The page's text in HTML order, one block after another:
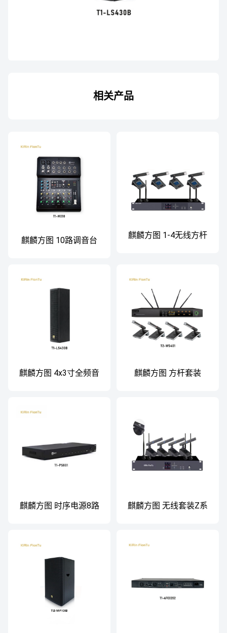
相关产品
麒麟方图 10路调音台
麒麟方图 1-4无线方杆
麒麟方图 4x3寸全频音
麒麟方图 方杆套装
麒麟方图 时序电源8路
麒麟方图 无线套装Z系